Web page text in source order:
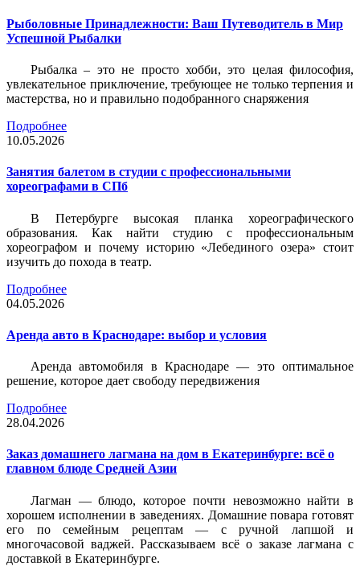
Рыболовные Принадлежности: Ваш Путеводитель в Мир
Успешной Рыбалки
Рыбалка – это не просто хобби, это целая философия,
увлекательное приключение, требующее не только терпения и
мастерства, но и правильно подобранного снаряжения
Подробнее
10.05.2026
Занятия балетом в студии с профессиональными
хореографами в СПб
В Петербурге высокая планка хореографического
образования. Как найти студию с профессиональным
хореографом и почему историю «Лебединого озера» стоит
изучить до похода в театр.
Подробнее
04.05.2026
Аренда авто в Краснодаре: выбор и условия
Аренда автомобиля в Краснодаре — это оптимальное
решение, которое дает свободу передвижения
Подробнее
28.04.2026
Заказ домашнего лагмана на дом в Екатеринбурге: всё о
главном блюде Средней Азии
Лагман — блюдо, которое почти невозможно найти в
хорошем исполнении в заведениях. Домашние повара готовят
его по семейным рецептам — с ручной лапшой и
многочасовой ваджей. Рассказываем всё о заказе лагмана с
доставкой в Екатеринбурге.